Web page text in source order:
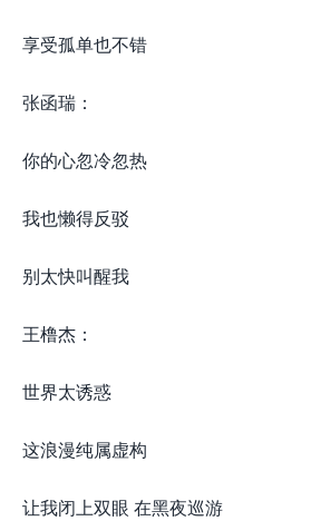
享受孤单也不错
张函瑞：
你的心忽冷忽热
我也懒得反驳
别太快叫醒我
王橹杰：
世界太诱惑
这浪漫纯属虚构
让我闭上双眼 在黑夜巡游